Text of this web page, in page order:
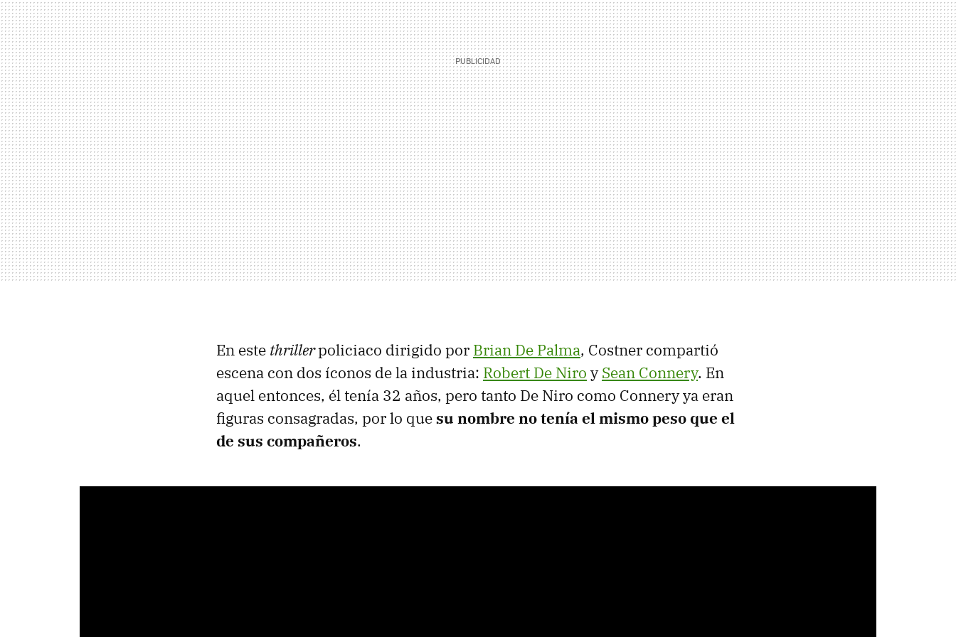
En este thrillerpoliciaco dirigido por Brian De Palma, Costner compartió
escena con dos íconos de la industria: Robert De Niro ySean Connery. En
aquel entonces, él tenía 32 años, pero tanto De Niro como Connery ya eran
figuras consagradas, por lo quesu nombre no tenía el mismo peso que el
de sus compañeros.